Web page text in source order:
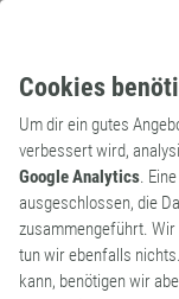
Cookies
Um dir ein gutes
verbessert wird,
Google Analytics.
ausgeschlossen, die
zusammengeführt.
tun wir ebenfalls
kann, benötigen wir
Substantiv
Als